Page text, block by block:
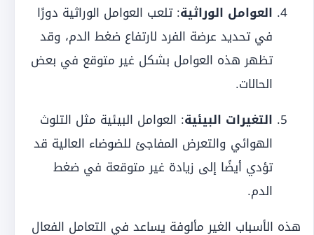
العوامل الوراثية: تلعب العوامل الوراثية دورًا
في تحديد عرضة الفرد لارتفاع ضغط الدم، وقد
تظهر هذه العوامل بشكل غير متوقع في بعض
الحالات.
التغيرات البيئية: العوامل البيئية مثل التلوث
الهوائي والتعرض المفاجئ للضوضاء العالية قد
تؤدي أيضًا إلى زيادة غير متوقعة في ضغط
الدم.
هذه الأسباب الغير مألوفة يساعد في التعامل الفعال